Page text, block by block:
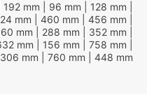
| 192 mm | 96 mm | 128 mm
mm | 460 mm | 456 mm
mm | 288 mm | 352 mm
mm | 156 mm | 758 mm
306 mm | 760 mm | 448 mm